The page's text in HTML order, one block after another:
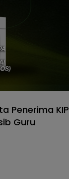
Penerima KIP
Guru